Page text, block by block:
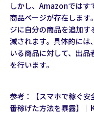
しかし、Amazonではす
商品ページが存在します
ジに自分の商品を追加
減されます。具体的に
いる商品に対して、出
を行います。
参考：
【スマホで稼ぐ
番稼げた方法を暴露】｜